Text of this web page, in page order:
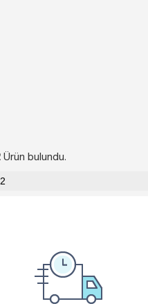
Ürün bulundu.
2